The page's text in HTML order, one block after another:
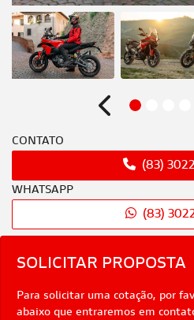
SOLICITAR PROPOSTA
Para solicitar uma cotação, por
abaixo que entraremos em
Anterior
CONTATO
(83)
WHATSAPP
(83)